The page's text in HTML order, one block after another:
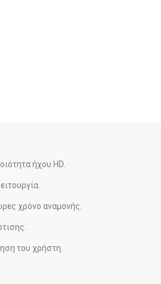
ήχου HD.
χρόνο αναμονής.
του χρήστη.